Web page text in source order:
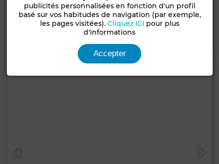
209 m² 3 Ch. 2 Sdb.
publicités personnalisées en fonction d'un profil
basé sur vos habitudes de navigation (par exemple,
les pages visitées). Cliquez ICI pour plus
d'informations
Accepter